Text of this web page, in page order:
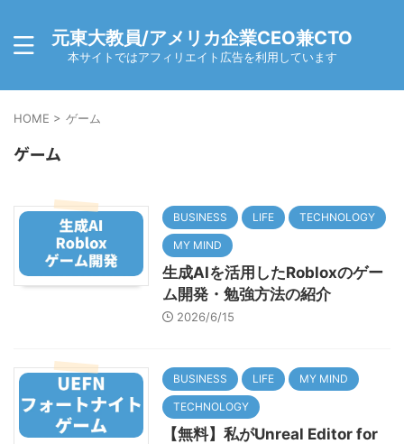
元東大教員/アメリカ企業CEO兼CTO
本サイトではアフィリエイト広告を利用しています
HOME > ゲーム
ゲーム
BUSINESS LIFE TECHNOLOGY
MY MIND
生成AIを活用したRobloxのゲー
ム開発・勉強方法の紹介
2026/6/15
BUSINESS LIFE MY MIND
TECHNOLOGY
【無料】私がUnreal Editor for